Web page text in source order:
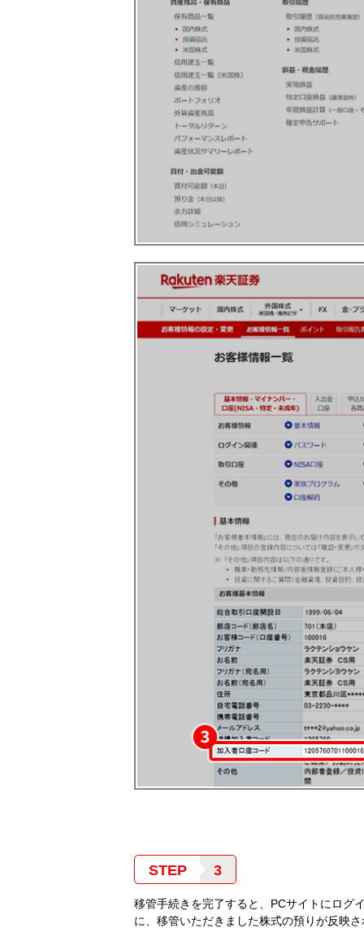
STEP
移管手続きを完了すると、PCサイトにログ
に、移管いただきました株式の預りが反映